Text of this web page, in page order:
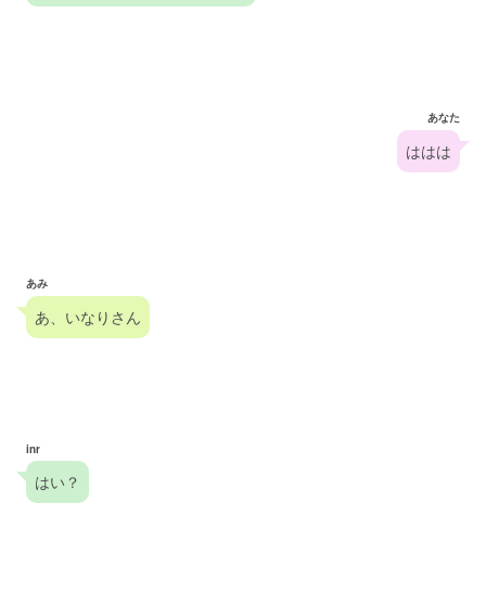
あなた
ははは
あみ
あ、いなりさん
inr
はい？